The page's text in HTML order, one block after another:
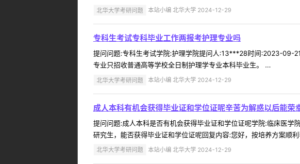
北华大学考研问题 本站小编 北华大学 2024-12-29
专科生考试专科毕业工作两报考护理专业吗
提问问题:专科生考试学院:护理学院提问人:13***28时间:2023-09-
专业只招收普通高等学校全日制护理学专业本科毕业生。 ...
北华大学考研问题 本站小编 北华大学 2024-12-29
成人本科有机会获得毕业证和学位证呢辛苦为解惑以后能荣
提问问题:成人本科是否有机会获得毕业证和学位证呢学院:临床医
研究生，能否获得毕业证和学位证呢回复内容:您好，按培养方案顺
北华大学考研问题 本站小编 北华大学 2024-12-29